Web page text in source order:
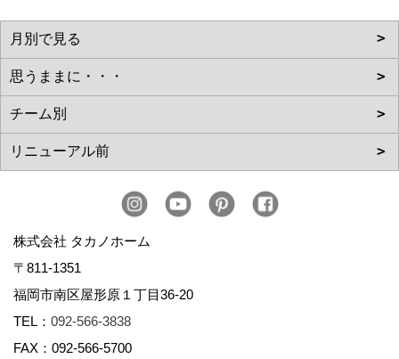
株式会社 タカノホーム
〒811-1351
福岡市南区屋形原１丁目36-20
TEL： 092-566-3838
FAX：092-566-5700